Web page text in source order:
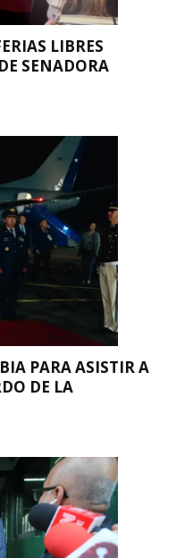
LIBRES
SENADORA
PARA ASISTIR A
DE LA